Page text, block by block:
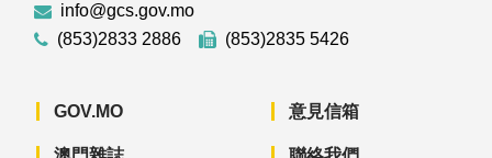
info@gcs.gov.mo
(853)2833 2886
(853)2835 5426
GOV.MO 意見信箱